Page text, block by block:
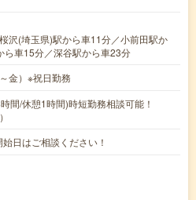
沢(埼玉県)駅から車11分／小前田駅か
ら車15分／深谷駅から車23分
金）※祝日勤務
間/休憩1時間)時短勤務相談可能！
日はご相談ください！